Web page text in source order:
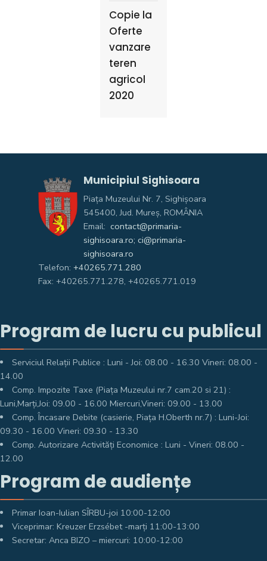
Copie la
Oferte
vanzare
teren
agricol
2020
Municipiul Sighisoara
Piața Muzeului Nr. 7, Sighişoara
545400, Jud. Mureş, ROMÂNIA
Email: contact@primaria-
sighisoara.ro; ci@primaria-
sighisoara.ro
Telefon: +40265.771.280
Fax: +40265.771.278, +40265.771.019
Program de lucru cu publicul
Serviciul Relații Publice : Luni - Joi: 08.00 - 16.30 Vineri: 08.00 -
14.00
Comp. Impozite Taxe (Piața Muzeului nr.7 cam.20 si 21) :
Luni,Marți,Joi: 09.00 - 16.00 Miercuri,Vineri: 09.00 - 13.00
Comp. Încasare Debite (casierie, Piața H.Oberth nr.7) : Luni-Joi:
09.30 - 16.00 Vineri: 09.30 - 13.30
Comp. Autorizare Activități Economice : Luni - Vineri: 08.00 -
12.00
Program de audiențe
Primar Ioan-Iulian SÎRBU-joi 10:00-12:00
Viceprimar: Kreuzer Erzsébet -marți 11:00-13:00
Secretar: Anca BIZO – miercuri: 10:00-12:00